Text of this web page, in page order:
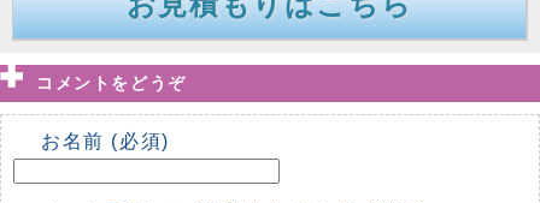
コメントをどうぞ
お名前 (必須)